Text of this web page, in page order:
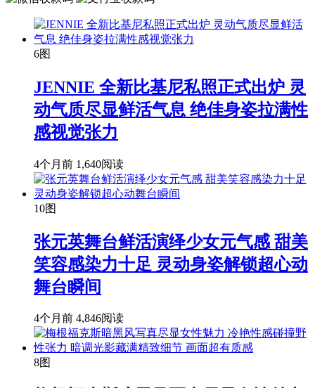
6图
JENNIE 全新比基尼私照正式出炉 灵
动气质尽显鲜活气息 绝佳身姿拉满性
感视觉张力
4个月前 1,640阅读
10图
张元英舞台鲜活演绎少女元气感 甜美
笑容感染力十足 灵动身姿解锁超心动
舞台瞬间
4个月前 4,846阅读
8图